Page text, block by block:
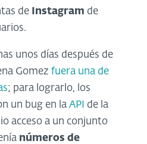
de
Instagram de
unos días después de
Gomez fuera una de
; para lograrlo, los
un bug en la API de la
acceso a un conjunto
números de